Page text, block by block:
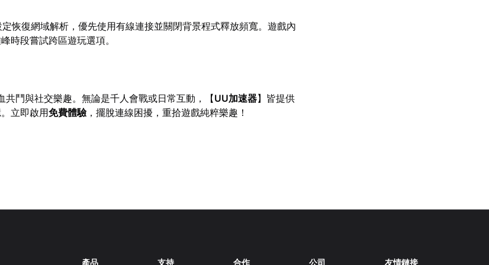
恢復網域解析，優先使用有線連接並關閉背景程式釋放頻寬。遊戲內
時段嘗試跨區遊玩選項。
鬥與社交樂趣。無論是千人會戰或日常互動，【UU加速器】皆提供
立即啟用免費體驗，擺脫連線困擾，重拾遊戲純粹樂趣！
產品 支持 合作 公司 友情鏈接